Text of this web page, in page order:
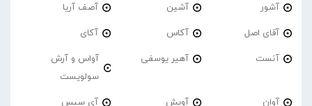
آشور آشین آصف آریا
آقای اصل آکاس آکای
آنست آهیر یوسفی
آواس و آرش
سولویست
آوان آویش آی سیس